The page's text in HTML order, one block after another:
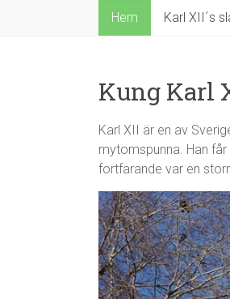
Hem Karl XII´s
Kung Karl
Karl XII är en av
mytomspunna. Han
fortfarande var en